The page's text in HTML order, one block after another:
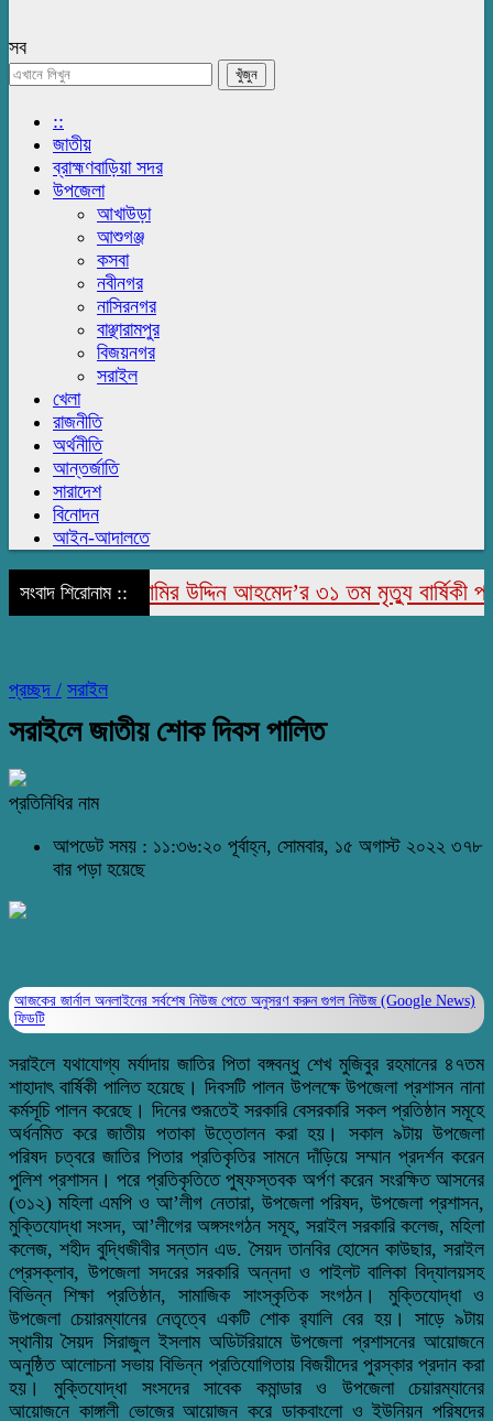
সব
::
জাতীয়
ব্রাহ্মণবাড়িয়া সদর
উপজেলা
আখাউড়া
আশুগঞ্জ
কসবা
নবীনগর
নাসিরনগর
বাঞ্ছারামপুর
বিজয়নগর
সরাইল
খেলা
রাজনীতি
অর্থনীতি
আন্তর্জাতি
সারাদেশ
বিনোদন
আইন-আদালতে
সংবাদ শিরোনাম ::
মরহুম জামির উদ্দিন আহমেদ’র ৩১ তম মৃত্যু বার্ষিকী পালিত
প্রচ্ছদ / সরাইল
সরাইলে জাতীয় শোক দিবস পালিত
প্রতিনিধির নাম
আপডেট সময় : ১১:৩৬:২০ পূর্বাহ্ন, সোমবার, ১৫ অগাস্ট ২০২২ ৩৭৮
বার পড়া হয়েছে
আজকের জার্নাল অনলাইনের সর্বশেষ নিউজ পেতে অনুসরণ করুন গুগল নিউজ (Google News)
ফিডটি
সরাইলে যথাযোগ্য মর্যাদায় জাতির পিতা বঙ্গবন্ধু শেখ মুজিবুর রহমানের ৪৭তম
শাহাদাৎ বার্ষিকী পালিত হয়েছে। দিবসটি পালন উপলক্ষে উপজেলা প্রশাসন নানা
কর্মসূচি পালন করেছে। দিনের শুরূতেই সরকারি বেসরকারি সকল প্রতিষ্ঠান সমূহে
অর্ধনমিত করে জাতীয় পতাকা উত্তোলন করা হয়। সকাল ৯টায় উপজেলা
পরিষদ চত্বরে জাতির পিতার প্রতিকৃতির সামনে দাঁড়িয়ে সম্মান প্রদর্শন করেন
পুলিশ প্রশাসন। পরে প্রতিকৃতিতে পুষ্ফস্তবক অর্পণ করেন সংরক্ষিত আসনের
(৩১২) মহিলা এমপি ও আ’লীগ নেতারা, উপজেলা পরিষদ, উপজেলা প্রশাসন,
মুক্তিযোদ্ধা সংসদ, আ’লীগের অঙ্গসংগঠন সমূহ, সরাইল সরকারি কলেজ, মহিলা
কলেজ, শহীদ বুদ্ধিজীবীর সন্তান এড. সৈয়দ তানবির হোসেন কাউছার, সরাইল
প্রেসক্লাব, উপজেলা সদরের সরকারি অন্নদা ও পাইলট বালিকা বিদ্যালয়সহ
বিভিন্ন শিক্ষা প্রতিষ্ঠান, সামাজিক সাংস্কৃতিক সংগঠন। মুক্তিযোদ্ধা ও
উপজেলা চেয়ারম্যানের নেতৃত্বে একটি শোক র‌্যালি বের হয়। সাড়ে ৯টায়
স্থানীয় সৈয়দ সিরাজুল ইসলাম অডিটরিয়ামে উপজেলা প্রশাসনের আয়োজনে
অনুষ্ঠিত আলোচনা সভায় বিভিন্ন প্রতিযোগিতায় বিজয়ীদের পুরস্কার প্রদান করা
হয়। মুক্তিযোদ্ধা সংসদের সাবেক কমান্ডার ও উপজেলা চেয়ারম্যানের
আয়োজনে কাঙ্গালী ভোজের আয়োজন করে ডাকবাংলো ও ইউনিয়ন পরিষদের